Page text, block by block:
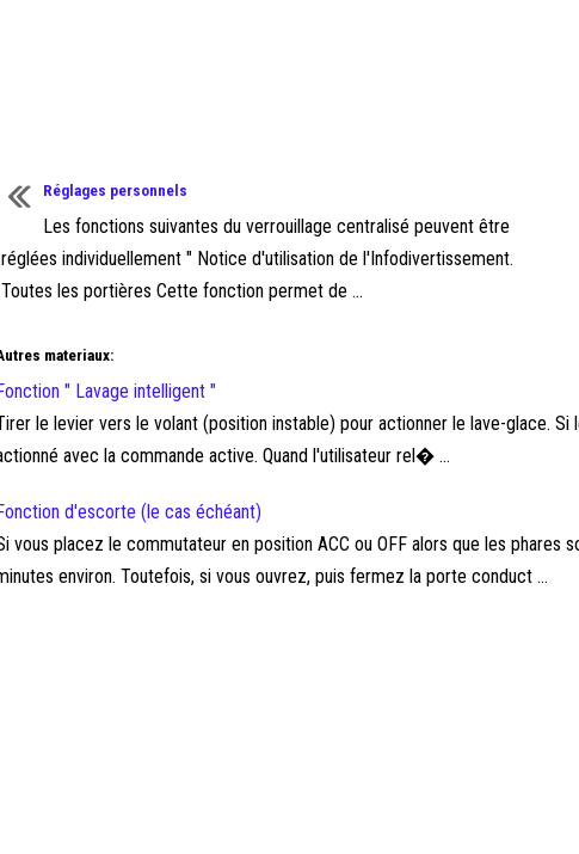
Réglages personnels
Les fonctions suivantes du verrouillage centralisé peuvent être
réglées individuellement " Notice d'utilisation de l'Infodivertissement.
Toutes les portières Cette fonction permet de ...
materiaux:
" Lavage intelligent "
le levier vers le volant (position instable) pour actionner le lave-glace.
avec la commande active. Quand l'utilisateur rel� ...
d'escorte (le cas échéant)
vous placez le commutateur en position ACC ou OFF alors que les
environ. Toutefois, si vous ouvrez, puis fermez la porte conduct ...